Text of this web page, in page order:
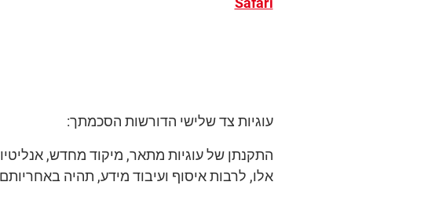
עוגיות צד שלישי הדורשות הסכמתך:
התקנתן של עוגיות מתאר, מיקוד מחדש,
אלו, לרבות איסוף ועיבוד מידע, תהיה